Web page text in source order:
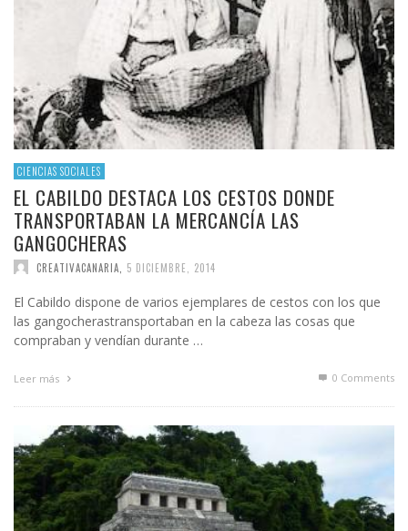
CIENCIAS SOCIALES
EL CABILDO DESTACA LOS CESTOS DONDE
TRANSPORTABAN LA MERCANCÍA LAS
GANGOCHERAS
CREATIVACANARIA 5 DICIEMBRE, 2014
El Cabildo dispone de varios ejemplares de cestos con los que
las gangocherastransportaban en la cabeza las cosas que
compraban y vendían durante …
Leer más 0 Comments